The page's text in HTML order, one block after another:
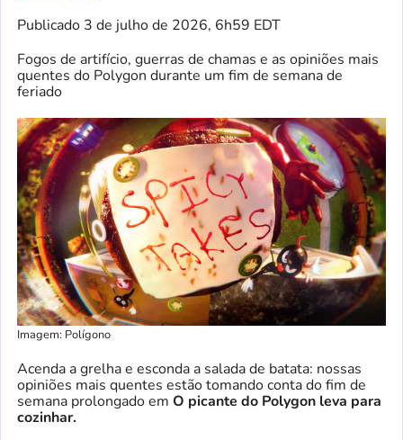
Publicado 3 de julho de 2026, 6h59 EDT
Fogos de artifício, guerras de chamas e as opiniões mais
quentes do Polygon durante um fim de semana de
feriado
Imagem: Polígono
Acenda a grelha e esconda a salada de batata: nossas
opiniões mais quentes estão tomando conta do fim de
semana prolongado em O picante do Polygon leva para
cozinhar.